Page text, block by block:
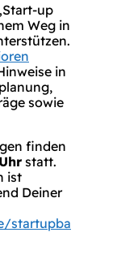
up
Weg in
in
sowie
finden
statt.
ist
Deiner
startupba